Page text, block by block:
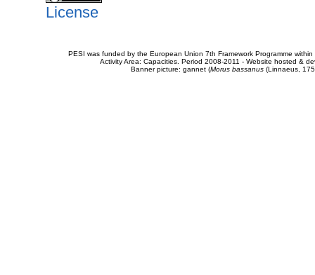
License
PESI was funded by the European Union 7th Framework Programme
Activity Area: Capacities. Period 2008-2011 - Website hosted &
Banner picture: gannet (Morus bassanus(Linnaeus,